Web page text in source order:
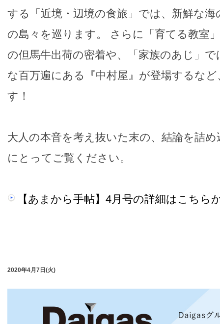
する「近境・辺境の食旅」では、新鮮な
の島々を巡ります。 さらに「育てる教室
の但馬牛出荷の密着や、「家族のあじ」
な百万遍にある『中村屋』が登場するな
す！
大人の本音を考え抜いた末の、結論を詰
にとってご覧ください。
【あまから手帖】4月号の詳細はこちら
2020年4月7日(火)